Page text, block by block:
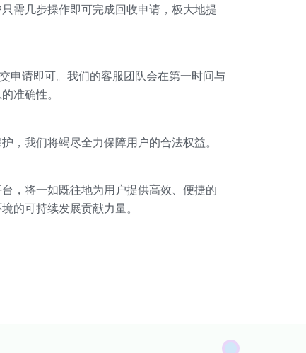
需几步操作即可完成回收申请，极大地提
申请即可。我们的客服团队会在第一时间与
准确性。
，我们将竭尽全力保障用户的合法权益。
，将一如既往地为用户提供高效、便捷的
的可持续发展贡献力量。